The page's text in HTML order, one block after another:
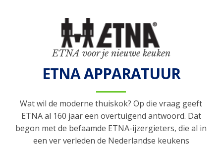
ETNA voor je nieuwe keuken
ETNA APPARATUUR
Wat wil de moderne thuiskok? Op die vraag geeft
ETNA al 160 jaar een overtuigend antwoord. Dat
begon met de befaamde ETNA-ijzergieters, die al in
een ver verleden de Nederlandse keukens